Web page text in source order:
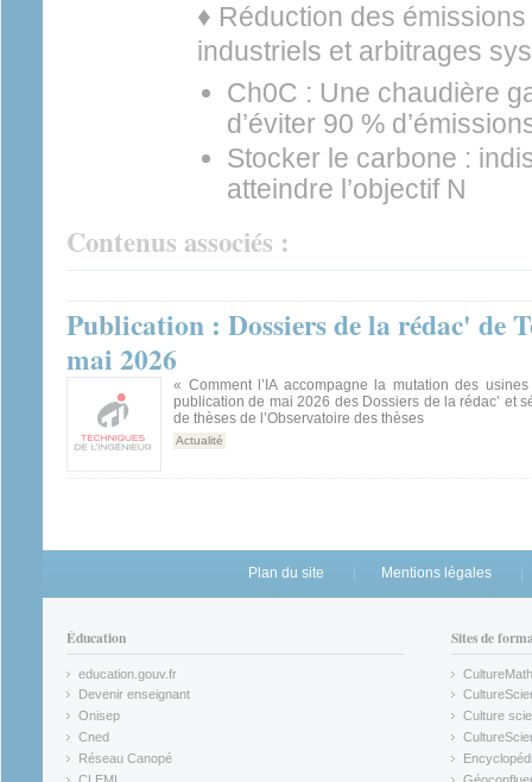
♦ Réduction des
industriels et arbitrages
Ch0C : Une chaudière
d’éviter 90 %
Stocker le carbone :
atteindre l’objectif N
Contenus associés :
Publication : Dossiers de la rédac' de
mai 2026
« Comment l’IA accompagne la mutation des
publication de mai 2026 des Dossiers de la rédac’ et
de thèses de l’Observatoire des thèses
Actualité
Plan du site Mentions légales
Éducation
education.gouv.fr
(link is external)
Devenir enseignant
(link is external)
Onisep
(link is external)
Cned
(link is external)
Réseau Canopé
(link is external)
Sites de
CultureMath
(link is
(link is
Culture
(link is
(link is